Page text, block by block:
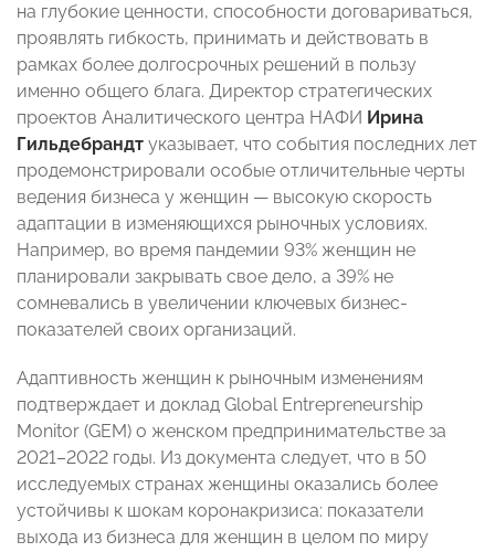
на глубокие ценности, способности договариваться,
проявлять гибкость, принимать и действовать в
рамках более долгосрочных решений в пользу
именно общего блага. Директор стратегических
проектов Аналитического центра НАФИ Ирина
Гильдебрандт указывает, что события последних лет
продемонстрировали особые отличительные черты
ведения бизнеса у женщин — высокую скорость
адаптации в изменяющихся рыночных условиях.
Например, во время пандемии 93% женщин не
планировали закрывать свое дело, а 39% не
сомневались в увеличении ключевых бизнес-
показателей своих организаций.
Адаптивность женщин к рыночным изменениям
подтверждает и доклад Global Entrepreneurship
Monitor (GEM) о женском предпринимательстве за
2021–2022 годы. Из документа следует, что в 50
исследуемых странах женщины оказались более
устойчивы к шокам коронакризиса: показатели
выхода из бизнеса для женщин в целом по миру